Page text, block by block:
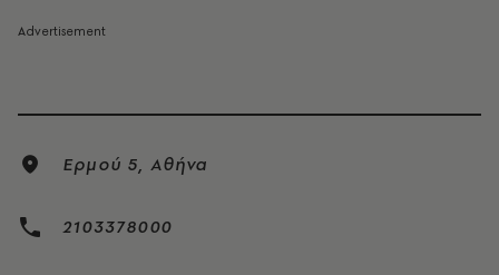
Ερµού 5, Αθήνα
2103378000